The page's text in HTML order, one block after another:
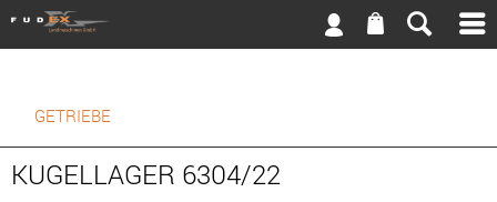
GETRIEBE
KUGELLAGER 6304/22